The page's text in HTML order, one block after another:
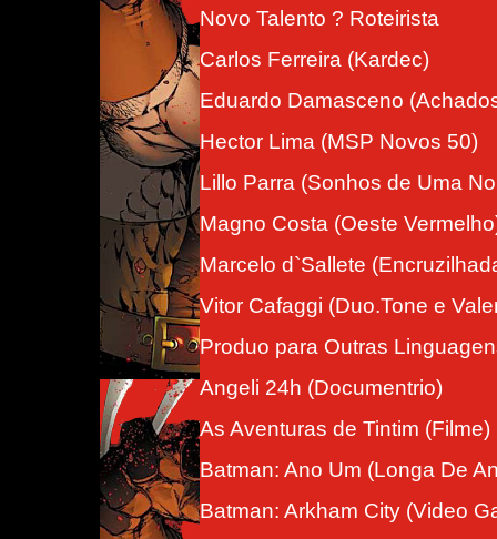
Novo Talento ? Roteirista
Carlos Ferreira (Kardec)
Eduardo Damasceno
Hector Lima (MSP Novos 50)
Lillo Parra (Sonhos de Uma
Magno Costa (Oeste
Marcelo d`Sallete
Vitor Cafaggi (Duo.Tone e
Produo para Outras
Angeli 24h (Documentrio)
As Aventuras de Tintim (Filme)
Batman: Ano Um (Longa De
Batman: Arkham City (Video